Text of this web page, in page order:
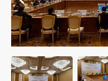
INVEST TO